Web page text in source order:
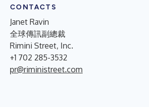
CONTACTS
Janet Ravin
全球傳訊副總裁
Rimini Street, Inc.
+1 702 285-3532
pr@riministreet.com